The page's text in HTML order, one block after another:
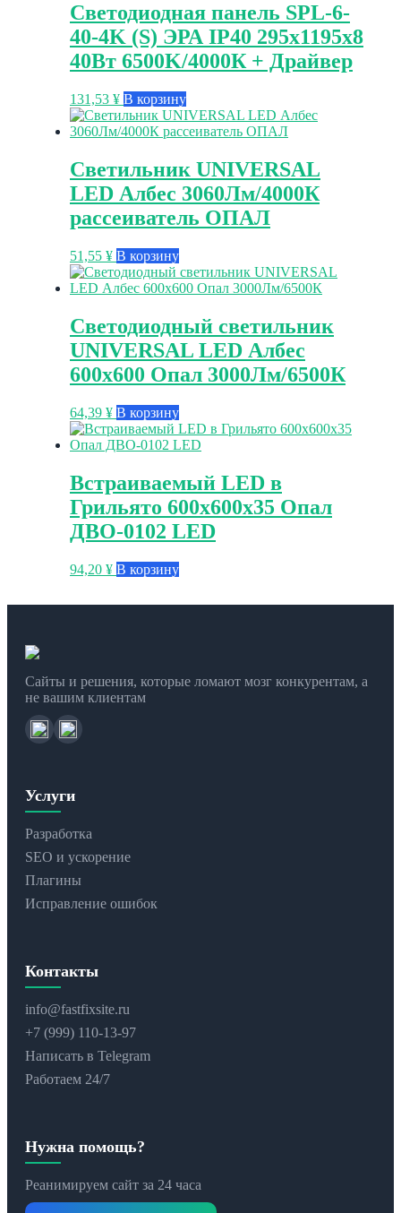
Светодиодная панель SPL-6-
40-4K (S) ЭРА IP40 295x1195x8
40Вт 6500K/4000К + Драйвер
131,53 ¥ В корзину
Светильник UNIVERSAL
LED Албес 3060Лм/4000К
рассеиватель ОПАЛ
51,55 ¥ В корзину
Светодиодный светильник
UNIVERSAL LED Албес
600х600 Опал 3000Лм/6500К
64,39 ¥ В корзину
Встраиваемый LED в
Грильято 600х600х35 Опал
ДВО-0102 LED
94,20 ¥ В корзину
Сайты и решения, которые ломают мозг конкурентам, а
не вашим клиентам
Услуги
Разработка
SEO и ускорение
Плагины
Исправление ошибок
Контакты
info@fastfixsite.ru
+7 (999) 110-13-97
Написать в Telegram
Работаем 24/7
Нужна помощь?
Реанимируем сайт за 24 часа